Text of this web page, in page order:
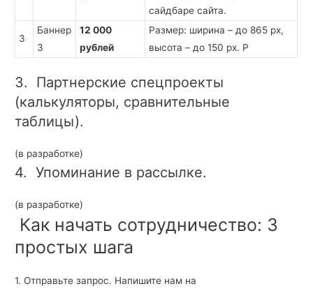
сайдбаре сайта.
3
Баннер
3
12 000
рублей
Размер: ширина – до 865 px,
высота – до 150 px. Р
3. Партнерские спецпроекты
(калькуляторы, сравнительные
таблицы).
(в разработке)
4. Упоминание в рассылке.
(в разработке)
Как начать сотрудничество: 3
простых шага
1. Отправьте запрос. Напишите нам на